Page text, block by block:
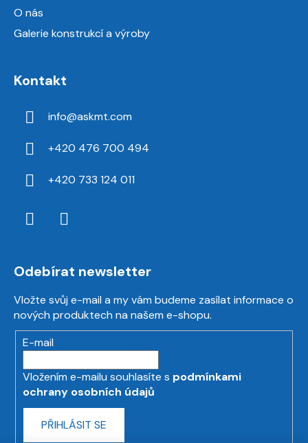
O nás
Galerie konstrukcí a výroby
Kontakt
info@askmt.com
+420 476 700 494
+420 733 124 011
Odebírat newsletter
Vložte svůj e-mail a my vám budeme zasílat informace o
nových produktech na našem e-shopu.
E-mail
Vložením e-mailu souhlasíte s podmínkami
ochrany osobních údajů
PŘIHLÁSIT SE